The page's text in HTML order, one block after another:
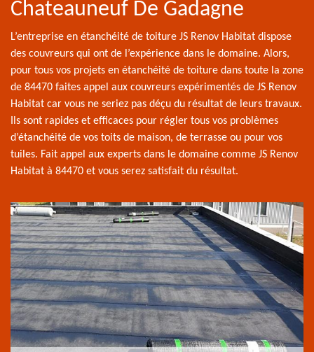
Chateauneuf De Gadagne
L’entreprise en étanchéité de toiture JS Renov Habitat dispose
des couvreurs qui ont de l’expérience dans le domaine. Alors,
pour tous vos projets en étanchéité de toiture dans toute la zone
de 84470 faites appel aux couvreurs expérimentés de JS Renov
Habitat car vous ne seriez pas déçu du résultat de leurs travaux.
Ils sont rapides et efficaces pour régler tous vos problèmes
d’étanchéité de vos toits de maison, de terrasse ou pour vos
tuiles. Fait appel aux experts dans le domaine comme JS Renov
Habitat à 84470 et vous serez satisfait du résultat.